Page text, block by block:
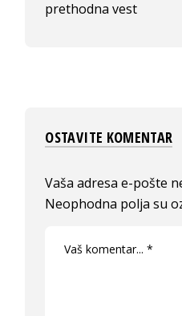
prethodna vest
OSTAVITE KOMENTAR
Vaša adresa e-pošte
Neophodna polja su